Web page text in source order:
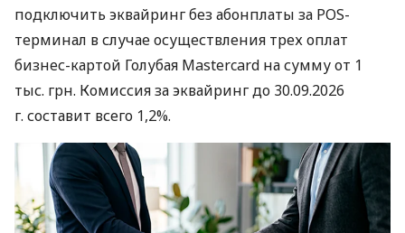
подключить эквайринг без абонплаты за POS-
терминал в случае осуществления трех оплат
бизнес-картой Голубая Mastercard на сумму от 1
тыс. грн. Комиссия за эквайринг до 30.09.2026
г. составит всего 1,2%.